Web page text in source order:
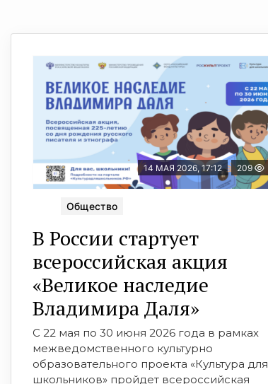
14 МАЯ 2026, 17:12 209
Общество
В России стартует
всероссийская акция
«Великое наследие
Владимира Даля»
С 22 мая по 30 июня 2026 года в рамках
межведомственного культурно
образовательного проекта «Культура для
школьников» пройдет всероссийская